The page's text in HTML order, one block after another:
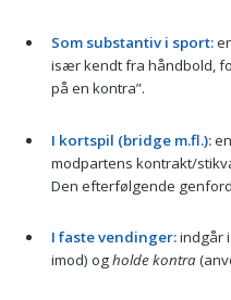
Som substantiv i sport:
især kendt fra håndbold,
på en kontra”.
I kortspil (bridge m.fl.):
modpartens kontrakt/
Den efterfølgende
I faste vendinger:indgår i
imod) ogholde kontra